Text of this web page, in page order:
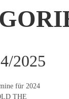
2025
für 2024
THE